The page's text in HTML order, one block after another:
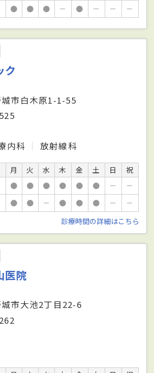
● ● ● － ● － － －
ク
市白木原1-1-55
内科 放射線科
月 火 水 木 金 土 日
祝
● ● ● ● ● ● －
－
● ● － ● ● ● －
－
診療時間の詳細はこちら
医院
市大池2丁目22-6